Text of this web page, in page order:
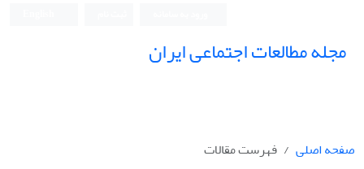
مجله مطالعات اجتماعی ایران
صفحه اصلی
فهرست مقالات